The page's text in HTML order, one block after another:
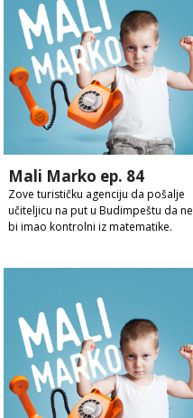
Mali Marko ep. 84
Zove turističku agenciju da pošalje
učiteljicu na put u Budimpeštu da ne
bi imao kontrolni iz matematike.